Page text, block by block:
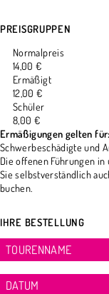
PREISGRUPPEN
Normalpreis
14,00 €
Ermäßigt
12,00 €
Schüler
8,00 €
Ermäßigungen gelten für:
Schwerbeschädigte und
Die offenen Führungen
Sie selbstverständlich
buchen.
IHRE BESTELLUNG
TOURENNAME
DATUM